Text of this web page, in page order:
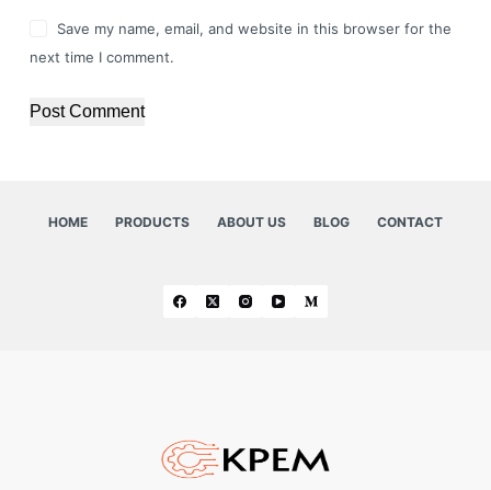
Save my name, email, and website in this browser for the
next time I comment.
Post Comment
HOME PRODUCTS ABOUT US BLOG CONTACT